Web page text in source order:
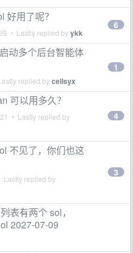
好用了呢？
• Lastly replied byykk
6
动多个后台智能体
replied bycellsyx
1
可以用多久？
• Lastly replied by 4
不见了，你们也这
Lastly replied by
3
表有两个 sol，
2027-07-09